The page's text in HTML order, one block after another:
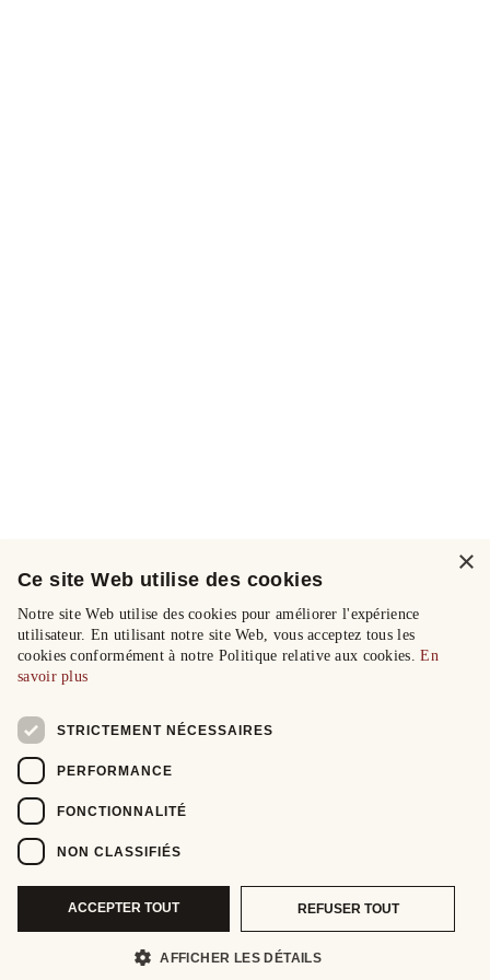
×
Ce site Web utilise des cookies
Notre site Web utilise des cookies pour améliorer l'expérience
utilisateur. En utilisant notre site Web, vous acceptez tous les
cookies conformément à notre Politique relative aux cookies.En
savoir plus
STRICTEMENT NÉCESSAIRES
PERFORMANCE
FONCTIONNALITÉ
NON CLASSIFIÉS
ACCEPTER TOUT REFUSER TOUT
AFFICHER LES DÉTAILS